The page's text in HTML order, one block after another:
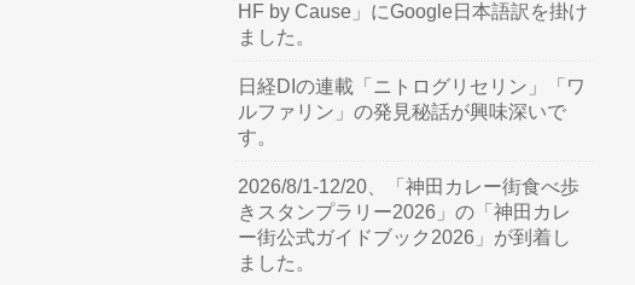
HF by Cause」にGoogle日本語訳を掛け
ました。
日経DIの連載「ニトログリセリン」「ワ
ルファリン」の発見秘話が興味深いで
す。
2026/8/1-12/20、「神田カレー街食べ歩
きスタンプラリー2026」の「神田カレ
ー街公式ガイドブック2026」が到着し
ました。